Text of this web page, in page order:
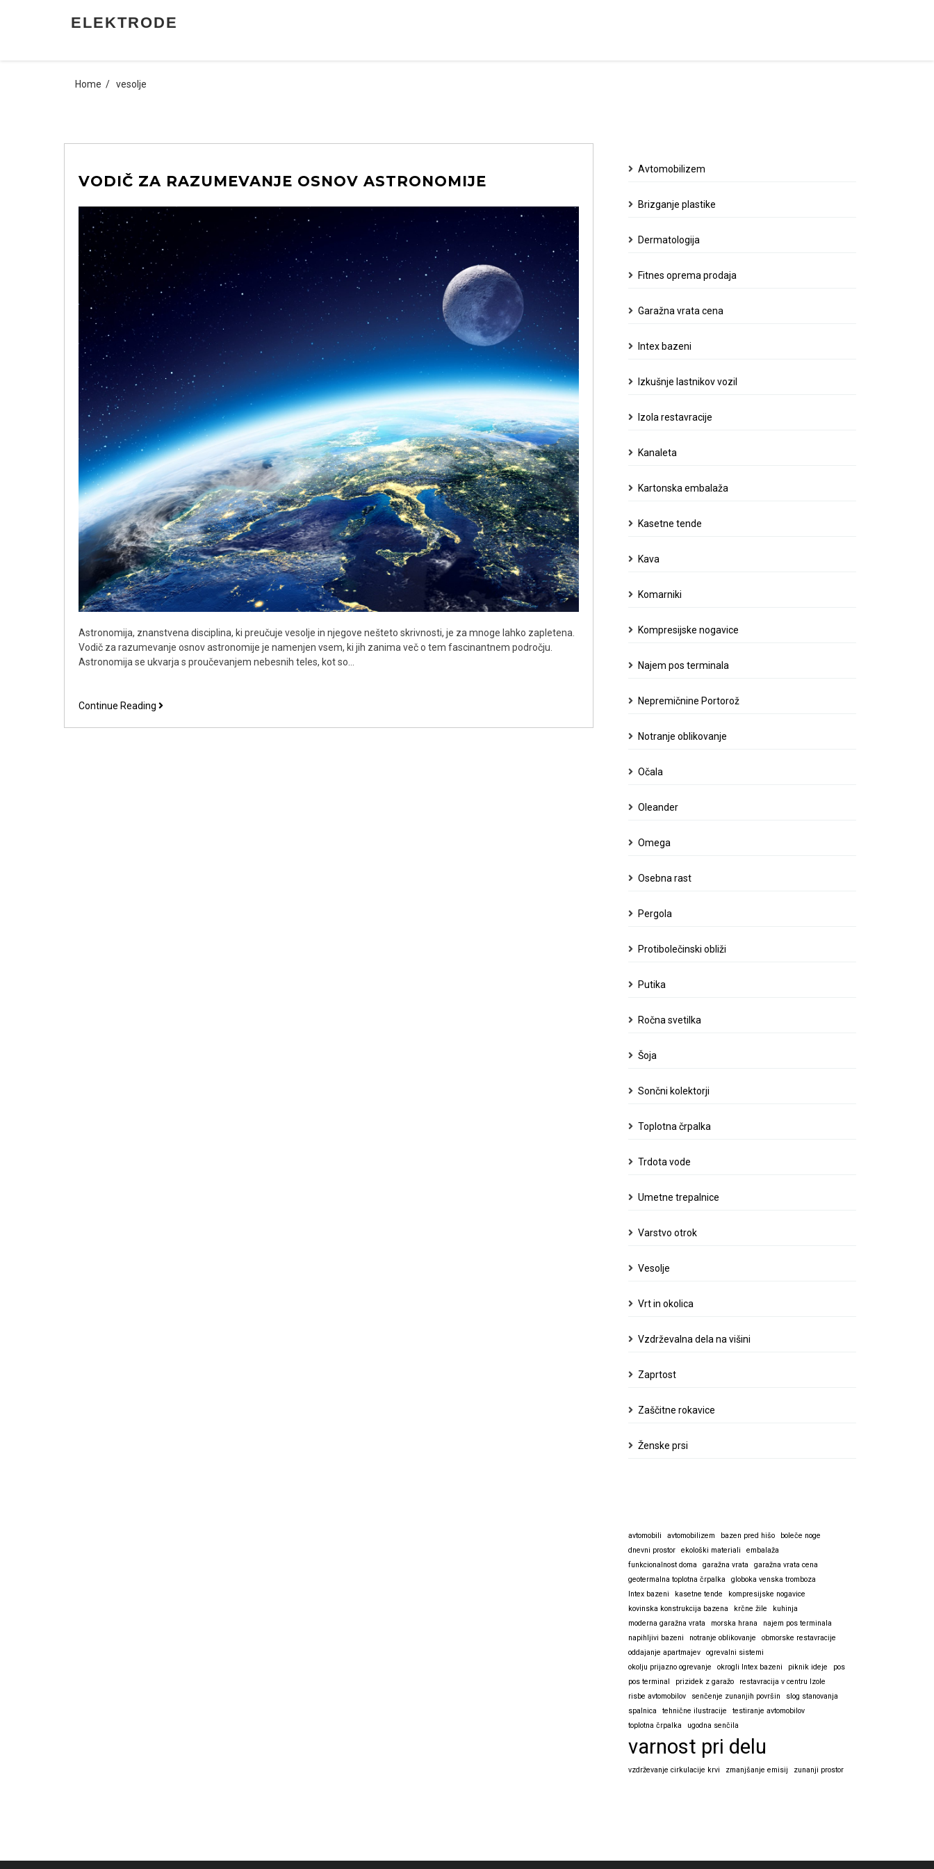
ELEKTRODE
Home vesolje
VODIČ ZA RAZUMEVANJE OSNOV ASTRONOMIJE
Astronomija, znanstvena disciplina, ki preučuje vesolje in njegove nešteto skrivnosti, je za mnoge lahko zapletena.
Vodič za razumevanje osnov astronomije je namenjen vsem, ki jih zanima več o tem fascinantnem področju.
Astronomija se ukvarja s proučevanjem nebesnih teles, kot so…
Continue Reading Vodič
Avtomobilizem
Brizganje plastike
Dermatologija
Fitnes oprema prodaja
Garažna vrata cena
Intex bazeni
Izkušnje lastnikov vozil
Izola restavracije
Kanaleta
Kartonska embalaža
Kasetne tende
Kava
Komarniki
Kompresijske nogavice
Najem pos terminala
Nepremičnine Portorož
Notranje oblikovanje
Očala
Oleander
Omega
Osebna rast
Pergola
Protibolečinski obliži
Putika
Ročna svetilka
Šoja
Sončni kolektorji
Toplotna črpalka
Trdota vode
Umetne trepalnice
Varstvo otrok
Vesolje
Vrt in okolica
Vzdrževalna dela na višini
Zaprtost
Zaščitne rokavice
Ženske prsi
avtomobili avtomobilizem bazen pred hišo
boleče noge
dnevni prostor
ekološki materiali
embalaža
funkcionalnost doma
garažna vrata
garažna vrata cena
geotermalna toplotna črpalka
globoka venska tromboza
Intex bazeni
kasetne tende
kompresijske nogavice
kovinska konstrukcija bazena
krčne žile
kuhinja
moderna garažna vrata
morska hrana
najem pos terminala
napihljivi bazeni
notranje oblikovanje
obmorske restavracije
oddajanje apartmajev
ogrevalni sistemi
okolju prijazno ogrevanje
okrogli Intex bazeni piknik ideje
pos
pos terminal
prizidek z garažo
restavracija v centru Izole
risbe avtomobilov
senčenje zunanjih površin
slog stanovanja
spalnica
tehnične ilustracije
testiranje avtomobilov
toplotna črpalka
ugodna senčila
varnost pri delu
vzdrževanje cirkulacije krvi zmanjšanje emisij zunanji prostor